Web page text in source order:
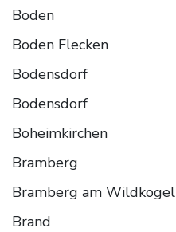
Boden
Boden Flecken
Bodensdorf
Bodensdorf
Boheimkirchen
Bramberg
Bramberg am Wildkogel
Brand